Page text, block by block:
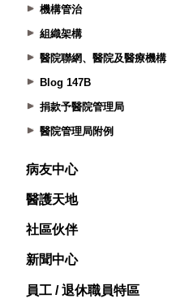
機構管治
組織架構
醫院聯網、醫院及醫療機構
Blog 147B
捐款予醫院管理局
醫院管理局附例
病友中心
醫護天地
社區伙伴
新聞中心
員工 / 退休職員特區